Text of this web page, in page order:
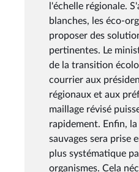
l'échelle régionale.
blanches, les éco-
proposer des
pertinentes. Le
de la transition
courrier aux
régionaux et aux
maillage révisé
rapidement. Enfin,
sauvages sera prise
plus systématique
organismes. Cela